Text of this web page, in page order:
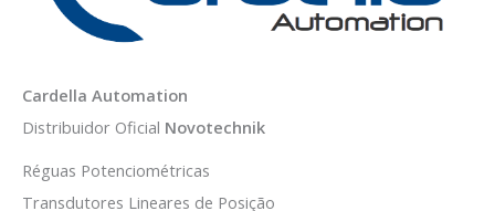
Cardella Automation
Distribuidor Oficial Novotechnik
Réguas Potenciométricas
Transdutores Lineares de Posição